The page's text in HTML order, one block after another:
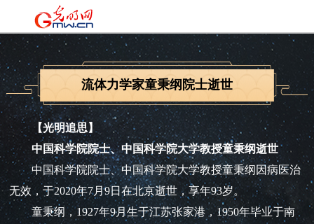
流体力学家童秉纲院士逝世
【光明追思】
中国科学院院士、中国科学院大学教授童秉纲逝世
中国科学院院士、中国科学院大学教授童秉纲因病医治
无效，于2020年7月9日在北京逝世，享年93岁。
童秉纲，1927年9月生于江苏张家港，1950年毕业于南